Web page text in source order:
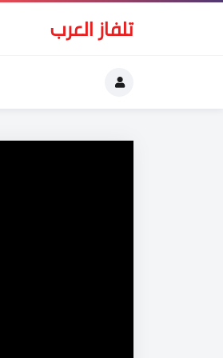
تلفاز العرب